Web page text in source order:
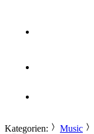
Kategorien: Music